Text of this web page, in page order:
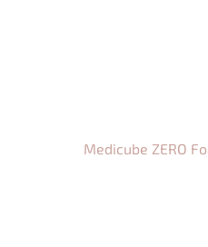
Medicube ZERO